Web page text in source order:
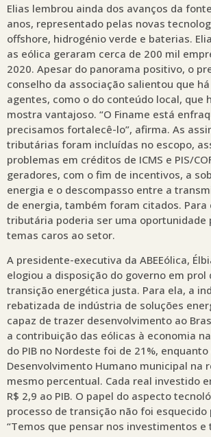
Elias lembrou ainda dos avanços da
anos, representado pelas novas
offshore, hidrogénio verde e baterias.
as eólica geraram cerca de 200 mil
2020. Apesar do panorama positivo, o
conselho da associação salientou que
agentes, como o do conteúdo local, que
mostra vantajoso. “O Finame está
precisamos fortalecê-lo”, afirma. As
tributárias foram incluídas no escopo,
problemas em créditos de ICMS e PIS/
geradores, com o fim de incentivos, a
energia e o descompasso entre a
de energia, também foram citados. Para
tributária poderia ser uma oportunidade
temas caros ao setor.
A presidente-executiva da ABEEólica,
elogiou a disposição do governo em prol
transição energética justa. Para ela, a
rebatizada de indústria de soluções
capaz de trazer desenvolvimento ao
a contribuição das eólicas à economia
do PIB no Nordeste foi de 21%,
Desenvolvimento Humano municipal na
mesmo percentual. Cada real investido
R$ 2,9 ao PIB. O papel do aspecto
processo de transição não foi esquecido
“Temos que pensar nos investimentos